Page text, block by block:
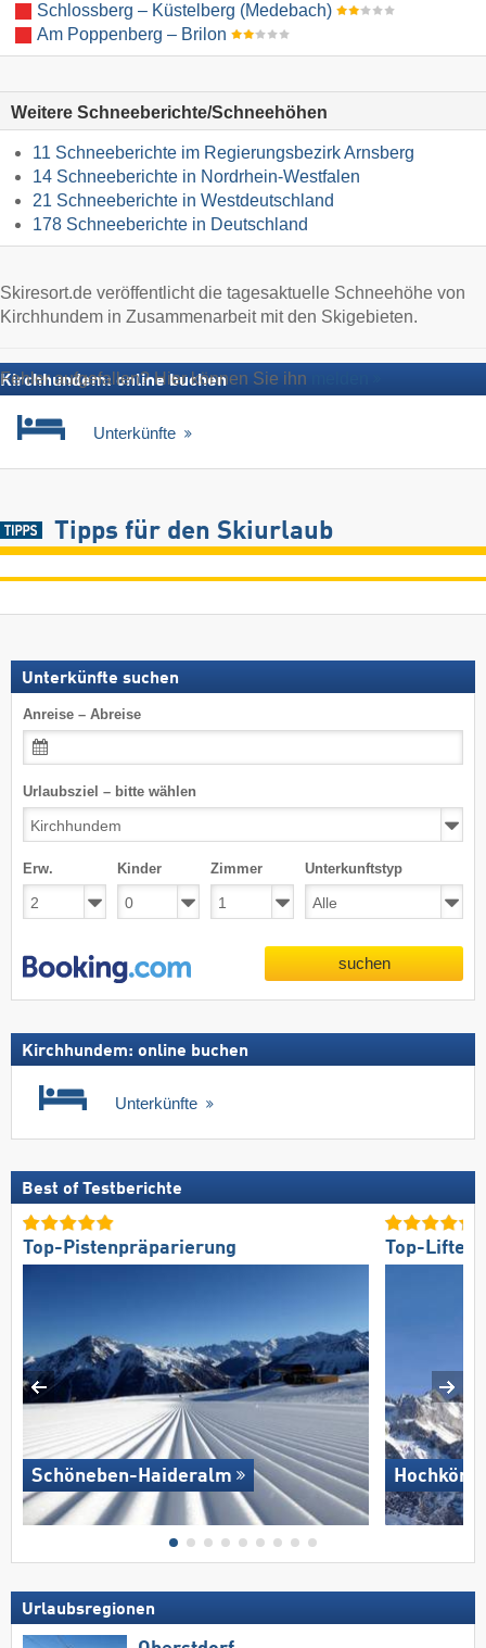
Schlossberg – Küstelberg (Medebach)
Am Poppenberg – Brilon
Weitere Schneeberichte/Schneehöhen
11 Schneeberichte im Regierungsbezirk Arnsberg
14 Schneeberichte in Nordrhein-Westfalen
21 Schneeberichte in Westdeutschland
178 Schneeberichte in Deutschland
Skiresort.de veröffentlicht die tagesaktuelle Schneehöhe von
Kirchhundem in Zusammenarbeit mit den Skigebieten.
Fehler aufgefallen? Hier können Sie ihn
Kirchhundem: online buchen
Unterkünfte
Tipps für den Skiurlaub
Unterkünfte suchen
Anreise – Abreise
Urlaubsziel – bitte wählen
Erw. Kinder Zimmer Unterkunftstyp
suchen
Kirchhundem: online buchen
Unterkünfte
Best of Testberichte
Top-Pistenpräparierung
Schöneben-Haideralm
Top-Lifte/
Hochkönig
Urlaubsregionen